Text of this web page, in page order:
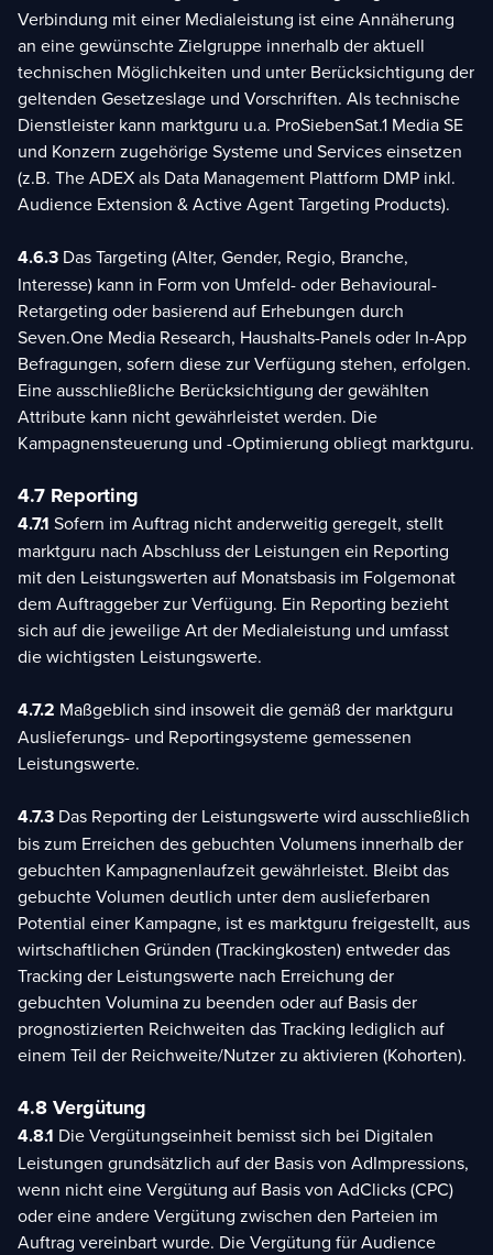
Verbindung mit einer Medialeistung ist eine Annäherung
an eine gewünschte Zielgruppe innerhalb der aktuell
technischen Möglichkeiten und unter Berücksichtigung der
geltenden Gesetzeslage und Vorschriften. Als technische
Dienstleister kann marktguru u.a. ProSiebenSat.1 Media SE
und Konzern zugehörige Systeme und Services einsetzen
(z.B. The ADEX als Data Management Plattform DMP inkl.
Audience Extension & Active Agent Targeting Products).
4.6.3 Das Targeting (Alter, Gender, Regio, Branche,
Interesse) kann in Form von Umfeld- oder Behavioural-
Retargeting oder basierend auf Erhebungen durch
Seven.One Media Research, Haushalts-Panels oder In-App
Befragungen, sofern diese zur Verfügung stehen, erfolgen.
Eine ausschließliche Berücksichtigung der gewählten
Attribute kann nicht gewährleistet werden. Die
Kampagnensteuerung und -Optimierung obliegt marktguru.
4.7 Reporting
4.7.1 Sofern im Auftrag nicht anderweitig geregelt, stellt
marktguru nach Abschluss der Leistungen ein Reporting
mit den Leistungswerten auf Monatsbasis im Folgemonat
dem Auftraggeber zur Verfügung. Ein Reporting bezieht
sich auf die jeweilige Art der Medialeistung und umfasst
die wichtigsten Leistungswerte.
4.7.2 Maßgeblich sind insoweit die gemäß der marktguru
Auslieferungs- und Reportingsysteme gemessenen
Leistungswerte.
4.7.3 Das Reporting der Leistungswerte wird ausschließlich
bis zum Erreichen des gebuchten Volumens innerhalb der
gebuchten Kampagnenlaufzeit gewährleistet. Bleibt das
gebuchte Volumen deutlich unter dem auslieferbaren
Potential einer Kampagne, ist es marktguru freigestellt, aus
wirtschaftlichen Gründen (Trackingkosten) entweder das
Tracking der Leistungswerte nach Erreichung der
gebuchten Volumina zu beenden oder auf Basis der
prognostizierten Reichweiten das Tracking lediglich auf
einem Teil der Reichweite/Nutzer zu aktivieren (Kohorten).
4.8 Vergütung
4.8.1 Die Vergütungseinheit bemisst sich bei Digitalen
Leistungen grundsätzlich auf der Basis von AdImpressions,
wenn nicht eine Vergütung auf Basis von AdClicks (CPC)
oder eine andere Vergütung zwischen den Parteien im
Auftrag vereinbart wurde. Die Vergütung für Audience